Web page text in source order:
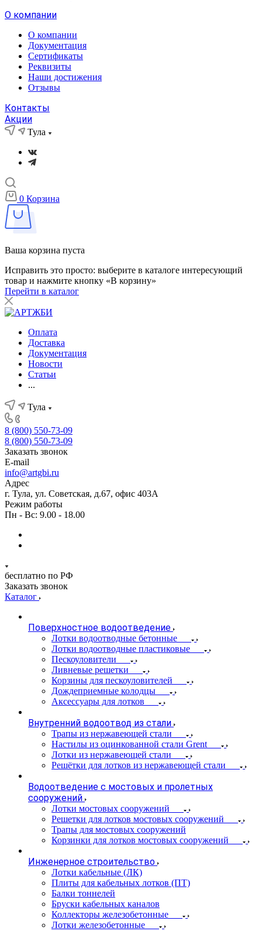
О компании
О компании
Документация
Сертификаты
Реквизиты
Наши достижения
Отзывы
Контакты
Акции
Тула
0 Корзина
Ваша корзина пуста
Исправить это просто: выберите в каталоге интересующий
товар и нажмите кнопку «В корзину»
Перейти в каталог
Оплата
Доставка
Документация
Новости
Статьи
...
Тула
8 (800) 550-73-09
8 (800) 550-73-09
Заказать звонок
E-mail
info@artgbi.ru
Адрес
г. Тула, ул. Советская, д.67, офис 403А
Режим работы
Пн - Вс: 9.00 - 18.00
бесплатно по РФ
Заказать звонок
Каталог
Поверхностное водоотведение
Лотки водоотводные бетонные
Лотки водоотводные пластиковые
Пескоуловители
Ливневые решетки
Корзины для пескоуловителей
Дождеприемные колодцы
Аксессуары для лотков
Внутренний водоотвод из стали
Трапы из нержавеющей стали
Настилы из оцинкованной стали Grent
Лотки из нержавеющей стали
Решётки для лотков из нержавеющей стали
Водоотведение с мостовых и пролетных
сооружений
Лотки мостовых сооружений
Решетки для лотков мостовых сооружений
Трапы для мостовых сооружений
Корзинки для лотков мостовых сооружений
Инженерное строительство
Лотки кабельные (ЛК)
Плиты для кабельных лотков (ПТ)
Балки тоннелей
Бруски кабельных каналов
Коллекторы железобетонные
Лотки железобетонные